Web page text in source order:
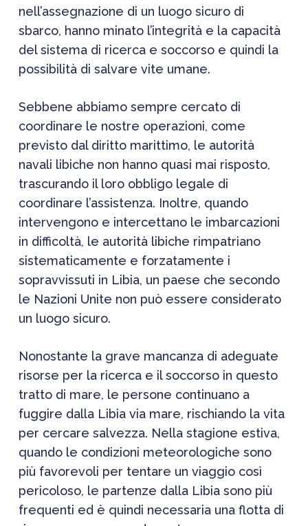
nell’assegnazione di un luogo sicuro di
sbarco, hanno minato l’integrità e la capacità
del sistema di ricerca e soccorso e quindi la
possibilità di salvare vite umane.
Sebbene abbiamo sempre cercato di
coordinare le nostre operazioni, come
previsto dal diritto marittimo, le autorità
navali libiche non hanno quasi mai risposto,
trascurando il loro obbligo legale di
coordinare l’assistenza. Inoltre, quando
intervengono e intercettano le imbarcazioni
in difficoltà, le autorità libiche rimpatriano
sistematicamente e forzatamente i
sopravvissuti in Libia, un paese che secondo
le Nazioni Unite non può essere considerato
un luogo sicuro.
Nonostante la grave mancanza di adeguate
risorse per la ricerca e il soccorso in questo
tratto di mare, le persone continuano a
fuggire dalla Libia via mare, rischiando la vita
per cercare salvezza. Nella stagione estiva,
quando le condizioni meteorologiche sono
più favorevoli per tentare un viaggio così
pericoloso, le partenze dalla Libia sono più
frequenti ed è quindi necessaria una flotta di